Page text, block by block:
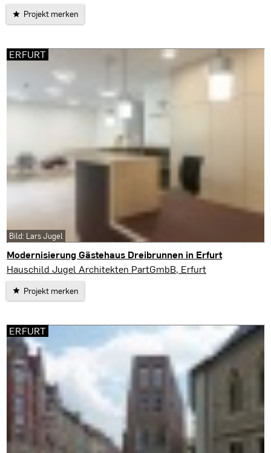
Projekt merken
Modernisierung Gästehaus Dreibrunnen in Erfurt
Erfurt
Hauschild Jugel Architekten PartGmbB, Erfurt
Projekt merken
ERFURT
Bild: Lars Jugel
ERFURT